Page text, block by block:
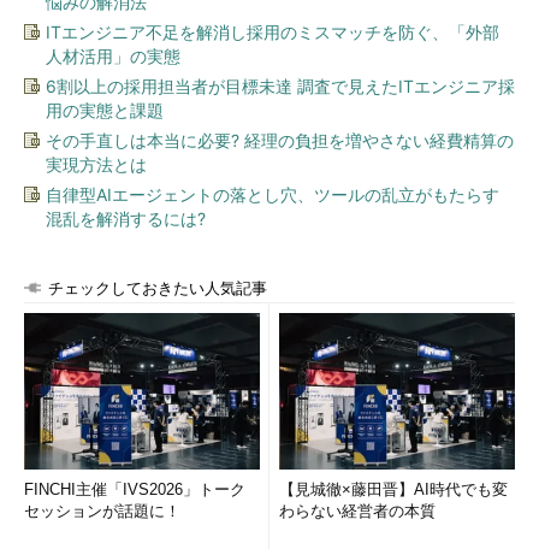
ることも
ある。
そうしたログやその他各種データを可視化・分析するための基
盤として、「Splunk」や「Elastic Stack」といった、検索エンジ
ンを母体とする製品が注目されている。これらの製品ではログな
どのデータを集約して必要な情報を素早く検索できるようにする
だけではなく、集約したデータに対してユーザが自由に集計や可
視化を行うことができる。クラウドサービスとしての提供も行わ
ログの集約だけであれば古くから使われているsyslogを用いて
も可能だが、
混在した環境において迅速な異常検知、原因追求を
行うためには、集約したログの分析・可視化も含めた機能が必要
だ。「これまでログは障害や問題発生時にしか目を通していなか
った」という場合も、こうした製品を使ってデータを収集し、普
段からその傾向を可視化しておくことができれば、迅速な障害切
り分けや改善点の発見などに役立つだろう。
構成変更を検知し運用系も自動的に追従
ITエンジニア不足を解消し採用のミスマッチを防ぐ、「外部
人材活用」の実態
6割以上の採用担当者が目標未達 調査で見えたITエンジニア採
用の実態と課題
その手直しは本当に必要? 経理の負担を増やさない経費精算の
実現方法とは
自律型AIエージェントの落とし穴、ツールの乱立がもたらす
混乱を解消するには?
チェックしておきたい人気記事
FINCHI主催「IVS2026」トーク
セッションが話題に！
【見城徹×藤田晋】AI時代でも変
わらない経営者の本質